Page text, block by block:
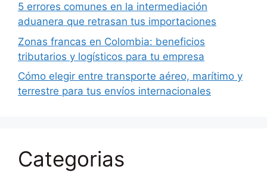
5 errores comunes en la intermediación
aduanera que retrasan tus importaciones
Zonas francas en Colombia: beneficios
tributarios y logísticos para tu empresa
Cómo elegir entre transporte aéreo, marítimo y
terrestre para tus envíos internacionales
Categorias